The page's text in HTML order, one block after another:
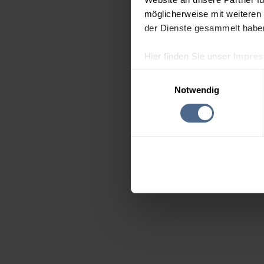
möglicherweise mit
der Dienste gesammelt
Hier finden Sie unser
Notwendig